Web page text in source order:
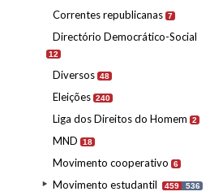
Correntes republicanas 7
Directório Democrático-Social
12
Diversos 48
Eleições 240
Liga dos Direitos do Homem 2
MND 18
Movimento cooperativo 6
Movimento estudantil 459 536